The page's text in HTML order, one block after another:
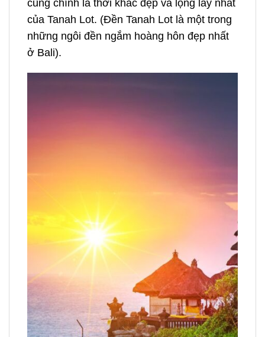
cũng chính là thời khắc đẹp và lộng lẫy nhất
của Tanah Lot. (Đền Tanah Lot là một trong
những ngôi đền ngắm hoàng hôn đẹp nhất
ở Bali).